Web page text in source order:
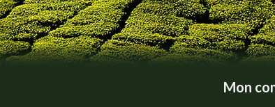
page
du
produit
Mon